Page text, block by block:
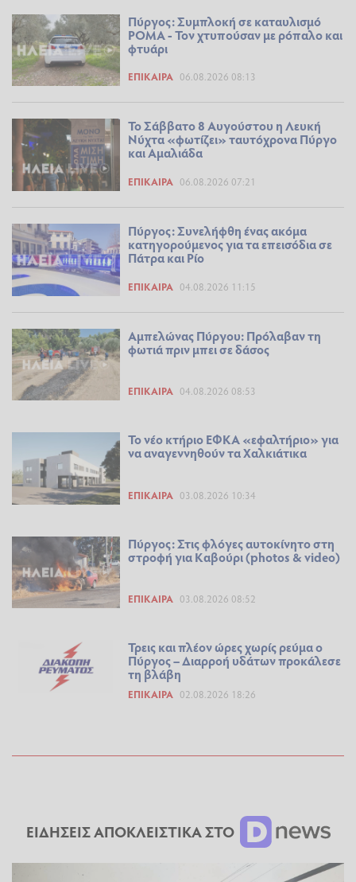
Πύργος: Συμπλοκή σε καταυλισμό
ΡΟΜΑ - Τον χτυπούσαν με ρόπαλο και
φτυάρι
ΕΠΊΚΑΙΡΑ 06.08.2026 08:13
Το Σάββατο 8 Αυγούστου η Λευκή
Νύχτα «φωτίζει» ταυτόχρονα Πύργο
και Αμαλιάδα
ΕΠΊΚΑΙΡΑ 06.08.2026 07:21
Πύργος: Συνελήφθη ένας ακόμα
κατηγορούμενος για τα επεισόδια σε
Πάτρα και Ρίο
ΕΠΊΚΑΙΡΑ 04.08.2026 11:15
Αμπελώνας Πύργου: Πρόλαβαν τη
φωτιά πριν μπει σε δάσος
ΕΠΊΚΑΙΡΑ 04.08.2026 08:53
Το νέο κτήριο ΕΦΚΑ «εφαλτήριο» για
να αναγεννηθούν τα Χαλκιάτικα
ΕΠΊΚΑΙΡΑ 03.08.2026 10:34
Πύργος: Στις φλόγες αυτοκίνητο στη
στροφή για Καβούρι (photos & video)
ΕΠΊΚΑΙΡΑ 03.08.2026 08:52
Τρεις και πλέον ώρες χωρίς ρεύμα ο
Πύργος – Διαρροή υδάτων προκάλεσε
τη βλάβη
ΕΠΊΚΑΙΡΑ 02.08.2026 18:26
ΕΙΔΗΣΕΙΣ ΑΠΟΚΛΕΙΣΤΙΚΑ ΣΤΟ